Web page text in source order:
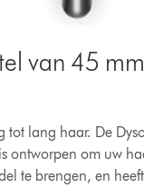
van 45 mm
tot lang haar. De
ontworpen om uw
te brengen, en